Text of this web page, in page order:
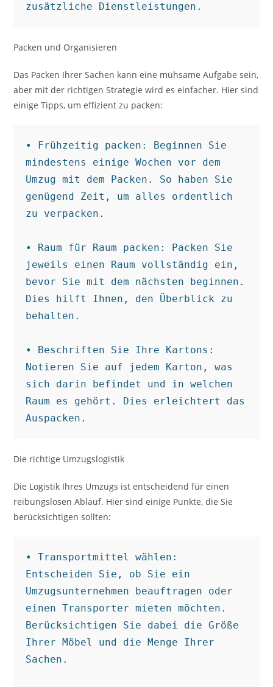
zusätzliche Dienstleistungen.
Packen und Organisieren
Das Packen Ihrer Sachen kann eine mühsame Aufgabe sein,
aber mit der richtigen Strategie wird es einfacher. Hier sind
einige Tipps, um effizient zu packen:
• Frühzeitig packen: Beginnen Sie
mindestens einige Wochen vor dem
Umzug mit dem Packen. So haben Sie
genügend Zeit, um alles ordentlich
zu verpacken.
• Raum für Raum packen: Packen Sie
jeweils einen Raum vollständig ein,
bevor Sie mit dem nächsten beginnen.
Dies hilft Ihnen, den Überblick zu
behalten.
• Beschriften Sie Ihre Kartons:
Notieren Sie auf jedem Karton, was
sich darin befindet und in welchen
Raum es gehört. Dies erleichtert das
Auspacken.
Die richtige Umzugslogistik
Die Logistik Ihres Umzugs ist entscheidend für einen
reibungslosen Ablauf. Hier sind einige Punkte, die Sie
berücksichtigen sollten:
• Transportmittel wählen:
Entscheiden Sie, ob Sie ein
Umzugsunternehmen beauftragen oder
einen Transporter mieten möchten.
Berücksichtigen Sie dabei die Größe
Ihrer Möbel und die Menge Ihrer
Sachen.